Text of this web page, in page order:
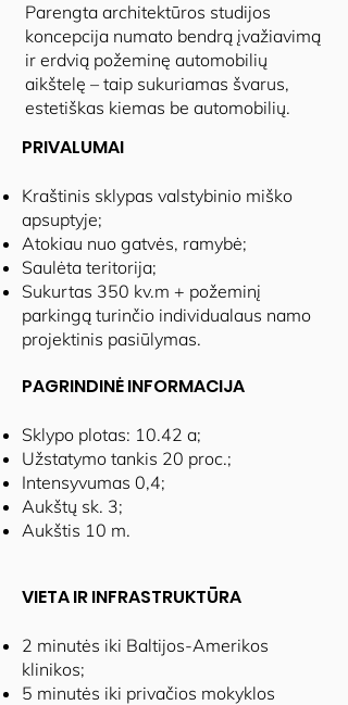
Parengta architektūros studijos
koncepcija numato bendrą įvažiavimą
ir erdvią požeminę automobilių
aikštelę – taip sukuriamas švarus,
estetiškas kiemas be automobilių.
PRIVALUMAI
Kraštinis sklypas valstybinio miško
apsuptyje;
Atokiau nuo gatvės, ramybė;
Saulėta teritorija;
Sukurtas 350 kv.m + požeminį
parkingą turinčio individualaus namo
projektinis pasiūlymas.
PAGRINDINĖ INFORMACIJA
Sklypo plotas: 10.42 a;
Užstatymo tankis 20 proc.;
Intensyvumas 0,4;
Aukštų sk. 3;
Aukštis 10 m.
VIETA IR INFRASTRUKTŪRA
2 minutės iki Baltijos-Amerikos
klinikos;
5 minutės iki privačios mokyklos